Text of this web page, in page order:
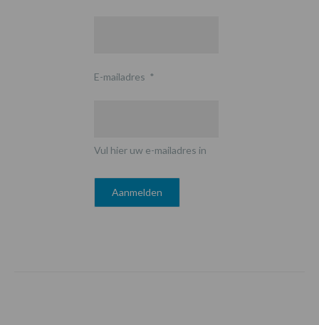
E-mailadres *
Vul hier uw e-mailadres in